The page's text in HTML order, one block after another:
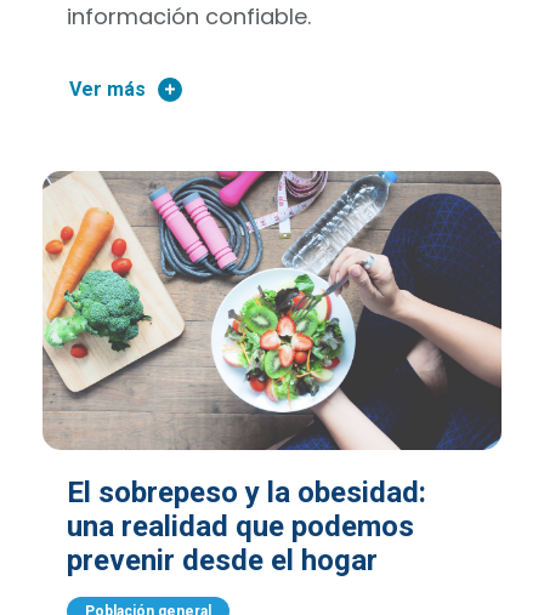
información confiable.
Ver más
El sobrepeso y la obesidad:
una realidad que podemos
prevenir desde el hogar
Población general